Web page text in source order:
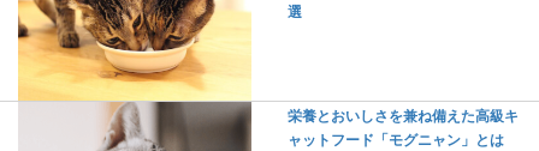
選
栄養とおいしさを兼ね備えた高級キ
ャットフード「モグニャン」とは